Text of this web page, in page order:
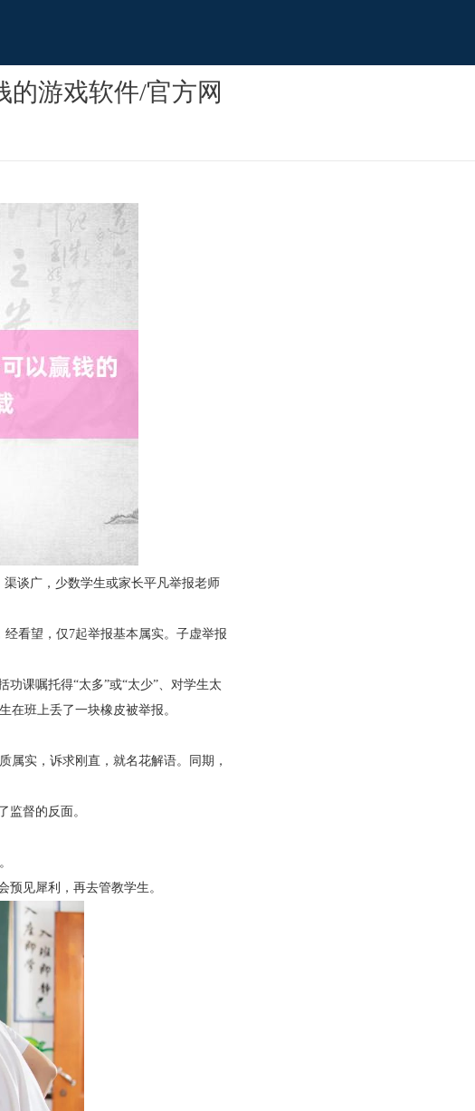
的游戏软件/官方网
谈广，少数学生或家长平凡举报老师
看望，仅7起举报基本属实。子虚举报
功课嘱托得“太多”或“太少”、对学生太
在班上丢了一块橡皮被举报。
属实，诉求刚直，就名花解语。同期，
监督的反面。
见犀利，再去管教学生。